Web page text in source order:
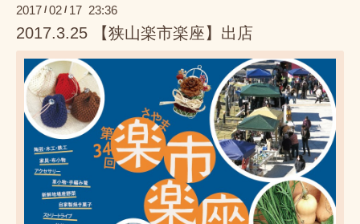
2017 / 02 / 17 23:36
2017.3.25 【狭山楽市楽座】出店